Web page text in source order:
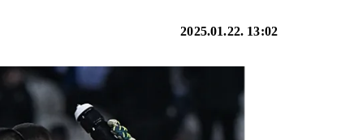
2025.01.22. 13:02